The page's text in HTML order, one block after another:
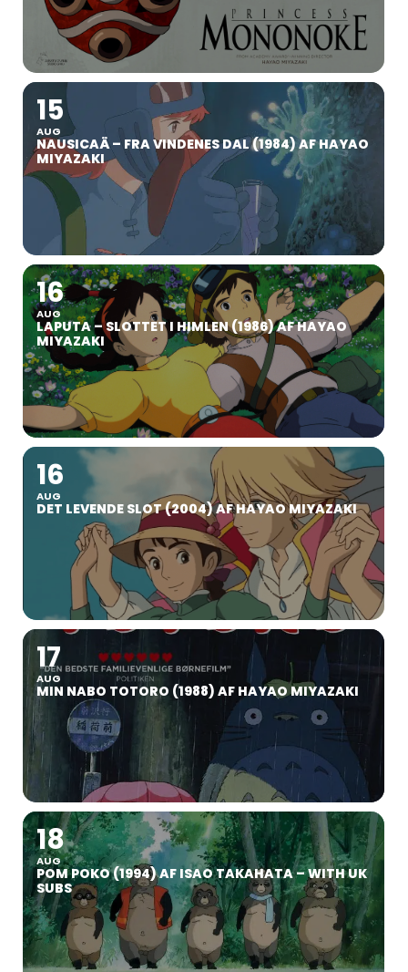
15
AUG
NAUSICAÄ – FRA VINDENES DAL (1984) AF HAYAO
MIYAZAKI
16
AUG
LAPUTA – SLOTTET I HIMLEN (1986) AF HAYAO
MIYAZAKI
16
AUG
DET LEVENDE SLOT (2004) AF HAYAO MIYAZAKI
17
AUG
MIN NABO TOTORO (1988) AF HAYAO MIYAZAKI
18
AUG
POM POKO (1994) AF ISAO TAKAHATA – WITH UK
SUBS